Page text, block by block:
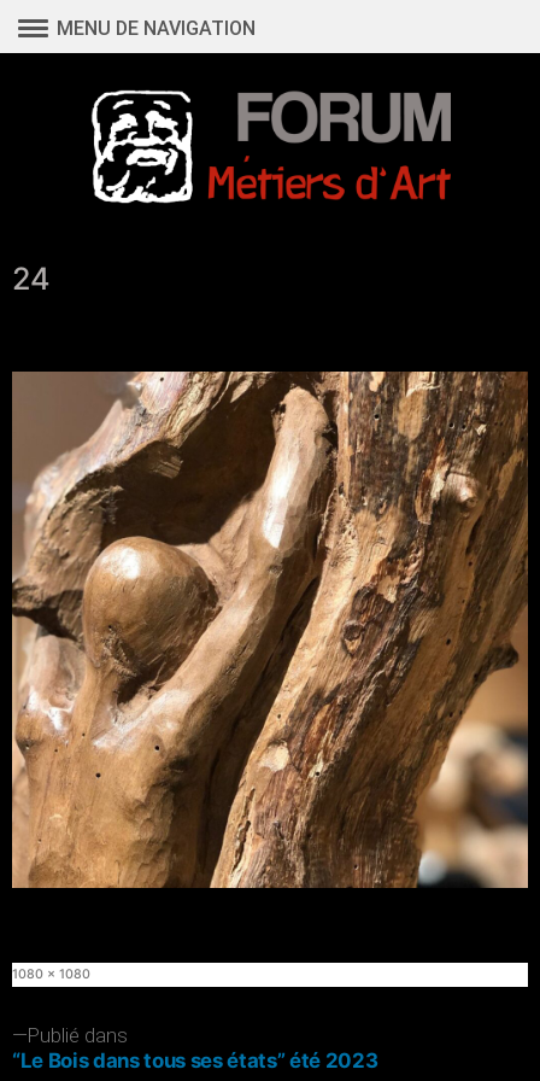
contenu
MENU DE NAVIGATION
24
Taille
1080 × 1080
Navigation
Publié dans
“Le Bois dans tous ses états” été 2023